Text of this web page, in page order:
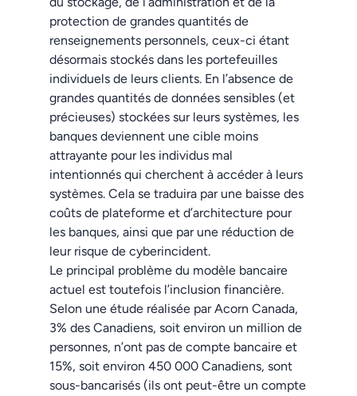
protection de grandes quantités de
renseignements personnels, ceux-ci étant
désormais stockés dans les portefeuilles
individuels de leurs clients. En l’absence de
grandes quantités de données sensibles (et
précieuses) stockées sur leurs systèmes, les
banques deviennent une cible moins
attrayante pour les individus mal
intentionnés qui cherchent à accéder à leurs
systèmes. Cela se traduira par une baisse des
coûts de plateforme et d’architecture pour
les banques, ainsi que par une réduction de
leur risque de cyberincident.
Le principal problème du modèle bancaire
actuel est toutefois l’inclusion financière.
Selon une étude réalisée par Acorn Canada,
3% des Canadiens, soit environ un million de
personnes, n’ont pas de compte bancaire et
15%, soit environ 450 000 Canadiens, sont
sous-bancarisés (ils ont peut-être un compte